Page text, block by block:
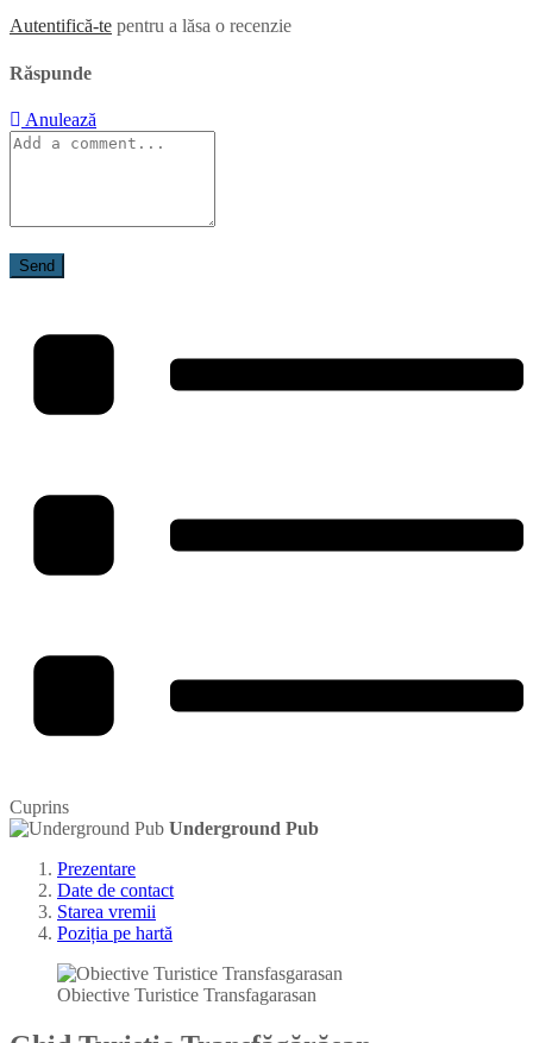
Autentifică-te pentru a lăsa o recenzie
Răspunde
Anulează
Send
Cuprins
Underground Pub
Prezentare
Date de contact
Starea vremii
Poziția pe hartă
Obiective Turistice Transfagarasan